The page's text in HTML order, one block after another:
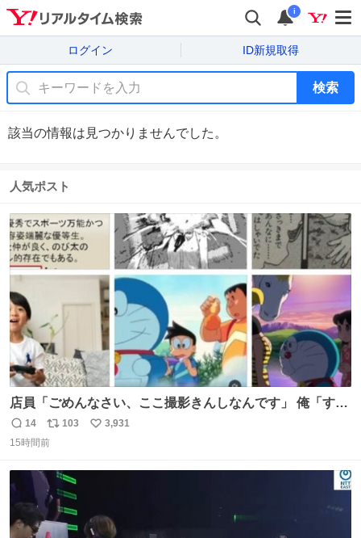
i
ログイン ID新規取得
検索
該当の情報は見つかりませんでした。
人気ポスト
店員「ごめんなさい、ここ撮影きんしなんです」 俺「すみ
ません！すぐ消します」 店員「念のためフォルダから消し
返
信
14
リ
ポ
ト
数
103
い
3,931
15時間前